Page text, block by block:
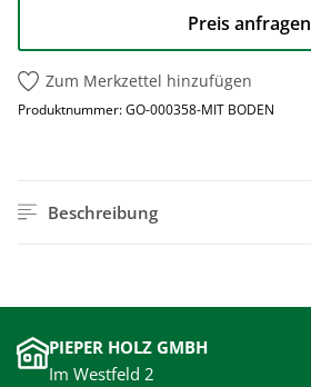
Preis anfragen
Zum Merkzettel hinzufügen
Produktnummer:GO-000358-MIT BODEN
Beschreibung
PIEPER HOLZ GMBH
Im Westfeld 2